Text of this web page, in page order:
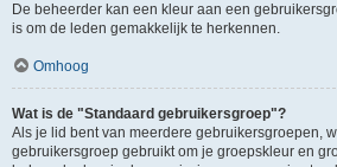
De beheerder kan een kleur aan een
is om de leden gemakkelijk te herkennen.
Omhoog
Wat is de "Standaard gebruikersgroep"?
Als je lid bent van meerdere gebruikersgroepen,
gebruikersgroep gebruikt om je groepskleur en